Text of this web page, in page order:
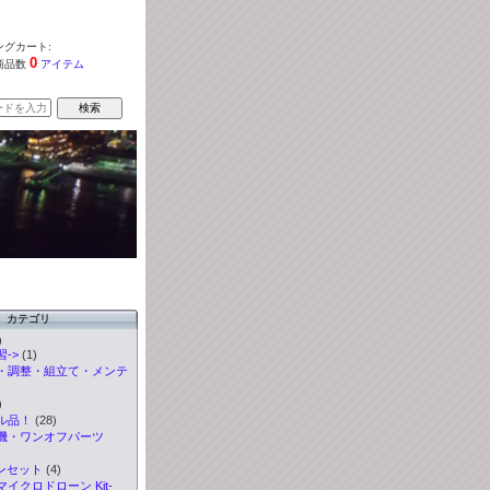
グカート:
品数 0アイテム
カテゴリ
->(1)
調整・組立て・メンテ
品！
(28)
・ワンオフパーツ
セット (4)
イクロドローン Kit-